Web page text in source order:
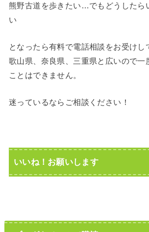
熊野古道を歩きたい…でもどうしたら
い
となったら有料で電話相談をお受けし
歌山県、奈良県、三重県と広いので一
ことはできません。
迷っているならご相談ください！
いいね！お願いします